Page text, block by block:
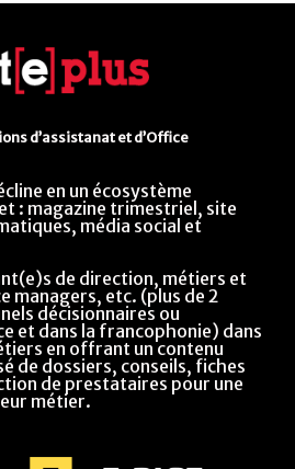
d’assistanat et d’Office
en un écosystème
: magazine trimestriel, site
média social et
de direction, métiers et
etc. (plus de 2
décisionnaires ou
et dans la francophonie) dans
en offrant un contenu
de dossiers, conseils, fiches
de prestataires pour une
métier.